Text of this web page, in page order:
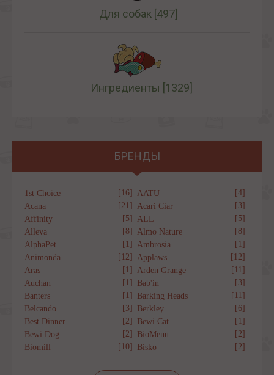
Для собак [497]
Ингредиенты [1329]
БРЕНДЫ
1st Choice [16] AATU
[4]
Acana
[21] Acari Ciar
[3]
Affinity
[5] ALL
[5]
Alleva
[8] Almo Nature
[8]
AlphaPet
[1] Ambrosia
[1]
Animonda
[12] Applaws
[12]
Aras
[1] Arden Grange
[11]
Auchan
[1] Bab'in
[3]
Banters
[1] Barking Heads
[11]
Belcando
[3] Berkley
[6]
Best Dinner
[2] Bewi Cat
[1]
Bewi Dog
[2] BioMenu
[2]
Biomill
[10] Bisko [2]